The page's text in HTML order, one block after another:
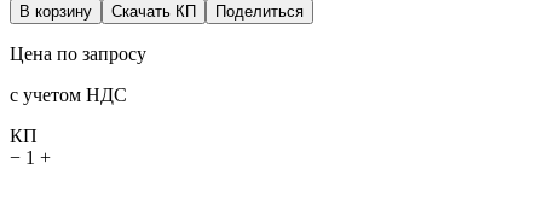
В корзину Скачать КП Поделиться
Цена по запросу
с учетом НДС
КП
− 1 +